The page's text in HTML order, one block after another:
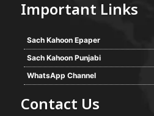
Important Links
Sach Kahoon Epaper
Sach Kahoon Punjabi
WhatsApp Channel
Contact Us